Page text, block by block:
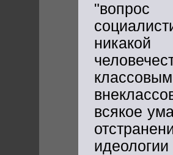
"вопрос
никакой
всякое